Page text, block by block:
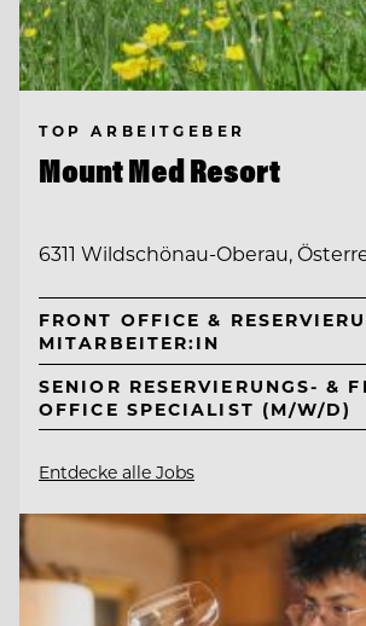
TOP ARBEITGEBER
Mount Med Resort
6311 Wildschönau-Oberau,
FRONT OFFICE &
MITARBEITER:IN
SENIOR RESERVIERUNGS- &
OFFICE SPECIALIST (M/W/D)
Entdecke alle Jobs